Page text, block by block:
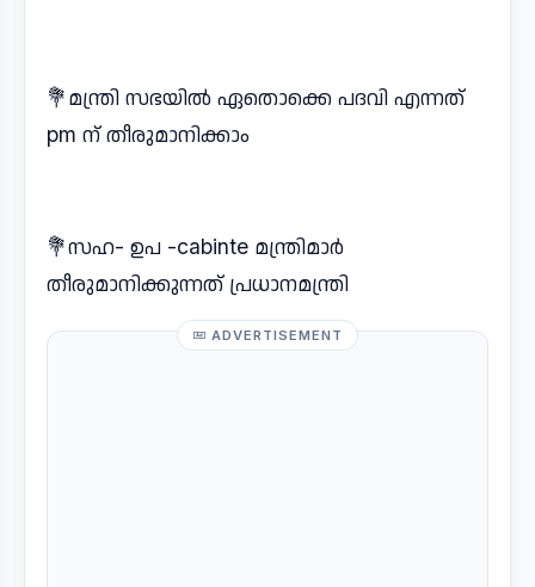
💐മന്ത്രി സഭയിൽ ഏതൊക്കെ പദവി എന്നത്
pm ന് തീരുമാനിക്കാം
💐സഹ- ഉപ -cabinte മന്ത്രിമാർ
തീരുമാനിക്കുന്നത് പ്രധാനമന്ത്രി
ADVERTISEMENT